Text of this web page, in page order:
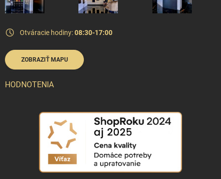
Otváracie hodiny:08:30-17:00
ZOBRAZIŤ MAPU
HODNOTENIA